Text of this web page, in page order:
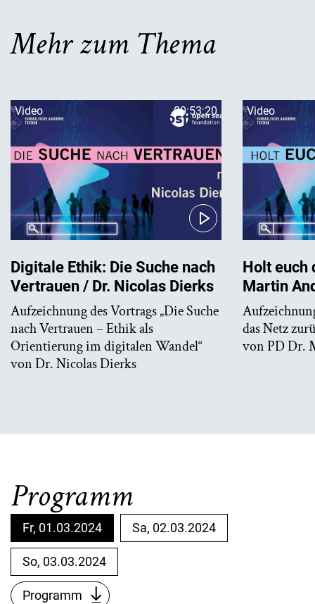
Mehr zum Thema
Video 00:53:20
Digitale Ethik: Die Suche nach
Vertrauen / Dr. Nicolas Dierks
Aufzeichnung des Vortrags „Die Suche
nach Vertrauen – Ethik als
Orientierung im digitalen Wandel“
von Dr. Nicolas Dierks
Video
Holt euch
Martin
das Netz
von PD Dr.
Programm
Fr, 01.03.2024 Sa, 02.03.2024
So, 03.03.2024
Programm